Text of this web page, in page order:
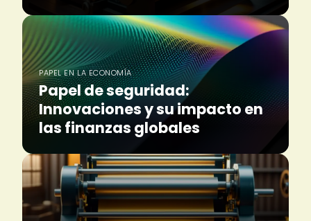
PAPEL EN LA ECONOMÍA
Papel de seguridad:
Innovaciones y su impacto en
las finanzas globales